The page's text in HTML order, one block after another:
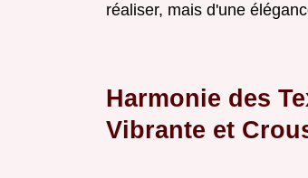
réaliser, mais d'une
Harmonie des
Vibrante et